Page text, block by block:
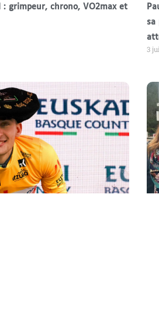
: grimpeur, chrono, VO2max et
sa
3